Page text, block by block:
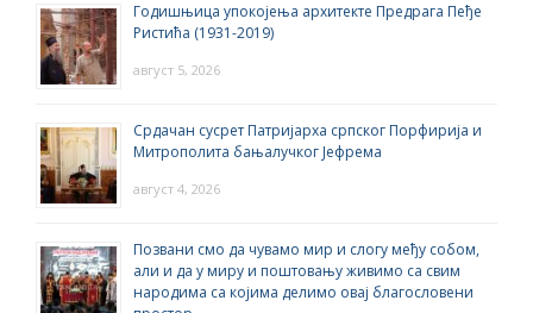
Годишњица упокојења архитекте Предрага Пеђе
Ристића (1931-2019)
август 5, 2026
Срдачан сусрет Патријарха српског Порфирија и
Митрополита бањалучког Јефрема
август 4, 2026
Позвани смо да чувамо мир и слогу међу собом,
али и да у миру и поштовању живимо са свим
народима са којима делимо овај благословени